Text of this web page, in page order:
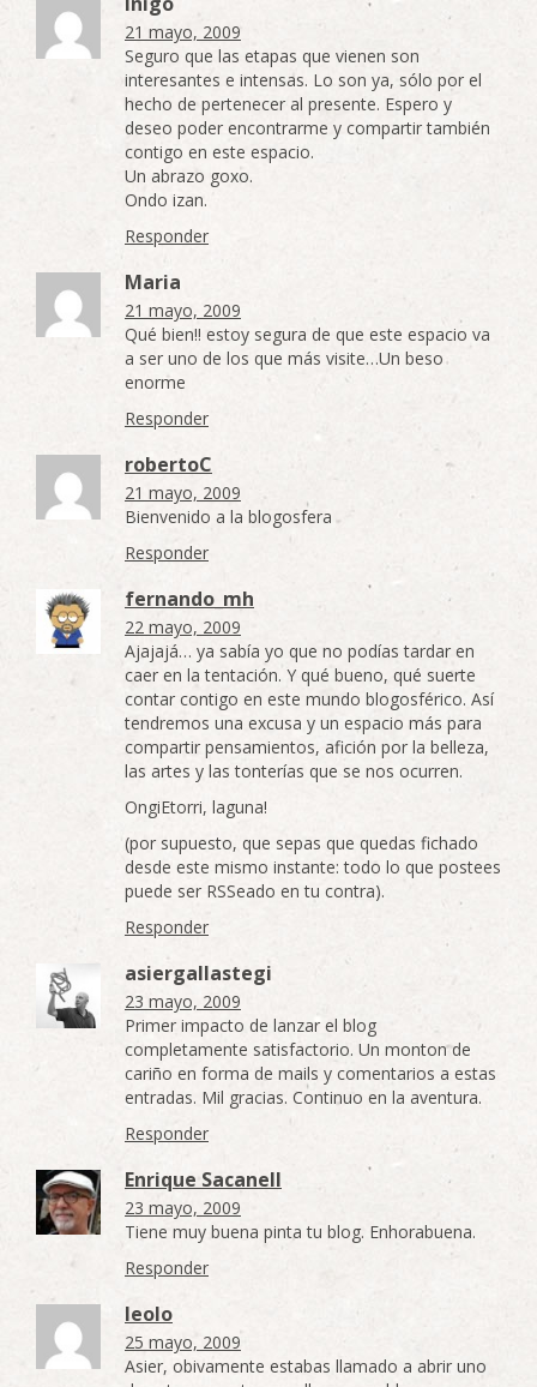
21 mayo, 2009
Seguro que las etapas que vienen son
interesantes e intensas. Lo son ya, sólo por el
hecho de pertenecer al presente. Espero y
deseo poder encontrarme y compartir también
contigo en este espacio.
Un abrazo goxo.
Ondo izan.
Responder
Maria
21 mayo, 2009
Qué bien!! estoy segura de que este espacio va
a ser uno de los que más visite…Un beso
enorme
Responder
robertoC
21 mayo, 2009
Bienvenido a la blogosfera
Responder
fernando_mh
22 mayo, 2009
Ajajajá… ya sabía yo que no podías tardar en
caer en la tentación. Y qué bueno, qué suerte
contar contigo en este mundo blogosférico. Así
tendremos una excusa y un espacio más para
compartir pensamientos, afición por la belleza,
las artes y las tonterías que se nos ocurren.
OngiEtorri, laguna!
(por supuesto, que sepas que quedas fichado
desde este mismo instante: todo lo que postees
puede ser RSSeado en tu contra).
Responder
asiergallastegi
23 mayo, 2009
Primer impacto de lanzar el blog
completamente satisfactorio. Un monton de
cariño en forma de mails y comentarios a estas
entradas. Mil gracias. Continuo en la aventura.
Responder
Enrique Sacanell
23 mayo, 2009
Tiene muy buena pinta tu blog. Enhorabuena.
Responder
leolo
25 mayo, 2009
Asier, obivamente estabas llamado a abrir uno